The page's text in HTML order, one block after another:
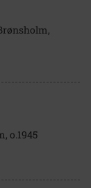
o.1945